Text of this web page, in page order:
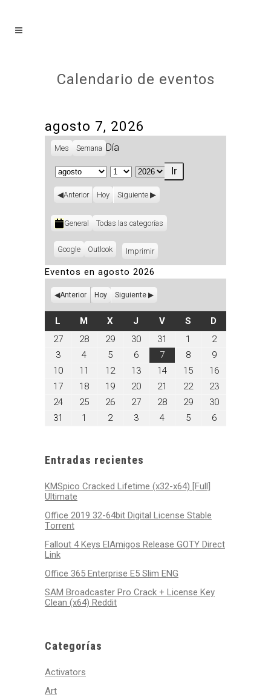
Calendario de eventos
agosto 7, 2026
Mes Semana Día
Mes
Día
Año
Anterior Hoy Siguiente
Categorías
General Todas las categorías
Subscribe
Google
Subscribe
Outlook ImprimirVistas
Eventos en agosto 2026
Anterior Hoy Siguiente
L LUNES
M MARTES
XMIÉRCOLES
J JUEVES
VVIERNES
SSÁBADO
D
27julio
28julio
29julio
30julio
30,
31
31,
1
agosto
2026
2agosto
2,
2026
3agosto
3,
2026
4agosto
4,
2026
5agosto
5,
2026
6agosto
6,
2026
7agosto
7,
2026
8agosto
8,
2026
9agosto
9,
2026
10agosto
10,
11
agosto
2026
12agosto
2026
13agosto
2026
14agosto
2026
15agosto
2026
16agosto
2026
17agosto
2026
18agosto
18,
2026
19agosto
2026
20agosto
20,
2026
21
agosto
2026
22agosto
2026
23agosto
23,
2026
24agosto
25agosto
26agosto
27agosto
28agosto
29agosto
30agosto
31
agosto
1
septiembre
2septiembre
3septiembre
4septiembre
5septiembre
6septiembre
Entradas recientes
KMSpico Cracked Lifetime (x32-x64) [Full]
Ultimate
Office 2019 32-64bit Digital License Stable
Tоrrеnt
Fallout 4 Keys ElAmigos Release GOTY Direct
Link
Office 365 Enterprise E5 Slim ENG
SAM Broadcaster Pro Crack + License Key
Clean (x64) Reddit
Categorías
Activators
Art